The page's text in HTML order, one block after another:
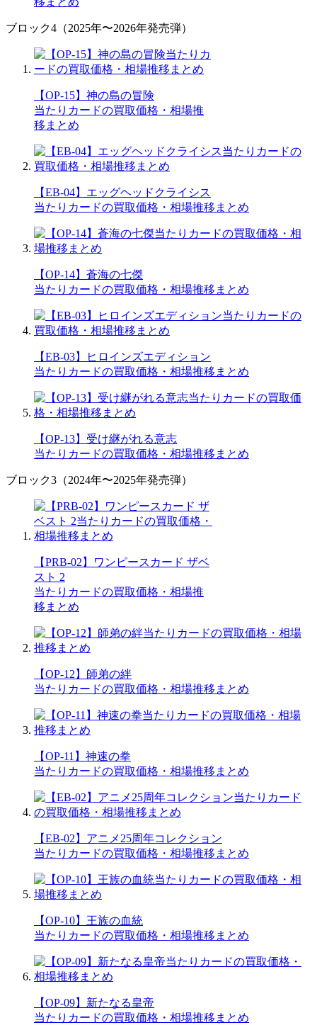
ブロック4（2025年〜2026年発売弾）
【OP-15】神の島の冒険
当たりカードの買取価格・相場推
移まとめ
【EB-04】エッグヘッドクライシス
当たりカードの買取価格・相場推移まとめ
【OP-14】蒼海の七傑
当たりカードの買取価格・相場推移まとめ
【EB-03】ヒロインズエディション
当たりカードの買取価格・相場推移まとめ
【OP-13】受け継がれる意志
当たりカードの買取価格・相場推移まとめ
ブロック3（2024年〜2025年発売弾）
【PRB-02】ワンピースカード ザベ
スト 2
当たりカードの買取価格・相場推
移まとめ
【OP-12】師弟の絆
当たりカードの買取価格・相場推移まとめ
【OP-11】神速の拳
当たりカードの買取価格・相場推移まとめ
【EB-02】アニメ25周年コレクション
当たりカードの買取価格・相場推移まとめ
【OP-10】王族の血統
当たりカードの買取価格・相場推移まとめ
【OP-09】新たなる皇帝
当たりカードの買取価格・相場推移まとめ